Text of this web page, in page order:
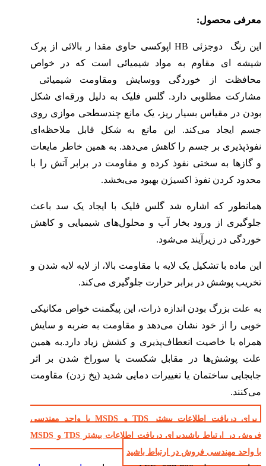
معرفی محصول:
این رنگ دوجزئی HB اپوکسی حاوی مقدا ر بالائی از پرک
شیشه ای مقاوم به مواد شیمیائی است که در خواص
محافظت از خوردگی ووسایش ومقاومت شیمیائی
مشارکت مطلوبی دارد. گلس فلیک به دلیل ورقه‌ای شکل
بودن در مقیاس بسیار ریز، یک مانع چندسطحی موازی روی
جسم ایجاد می‌کند. این مانع به شکل قابل ملاحظه‌ای
نفوذپذیری بر جسم را کاهش می‌دهد. به همین خاطر مایعات
و گازها به سختی نفوذ کرده و مقاومت در برابر آتش را با
محدود کردن نفوذ اکسیژن بهبود می‌بخشد.
همانطور که اشاره شد گلس فلیک با ایجاد یک سد باعث
جلوگیری از ورود بخار آب و محلول‌های شیمیایی و کاهش
خوردگی در زیرآیند می‌شود.
این ماده با تشکیل یک لایه با مقاومت بالا، از لایه لایه شدن و
تخریب پوشش در برابر حرارت جلوگیری می‌کند.
به علت بزرگ بودن اندازه ذرات، این پیگمنت خواص مکانیکی
خوبی را از خود نشان می‌دهد و مقاومت به ضربه و سایش
همراه با خاصیت انعطاف‌پذیری و کشش زیاد دارد.به همین
علت پوشش‌ها در مقابل شکست یا سوراخ شدن بر اثر
جابجایی ساختمان یا تغییرات دمایی شدید (یخ زدن) مقاومت
می‌کنند.
برای دریافت اطلاعات بیشتر TDS و MSDS با واحد مهندسی
فروش در ارتباط باشید
برای دریافت اطلاعات بیشتر TDS و MSDS
با واحد مهندسی فروش در ارتباط باشید